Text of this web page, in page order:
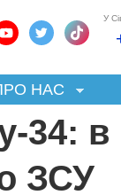
У
НАС
34: в
ЗСУ